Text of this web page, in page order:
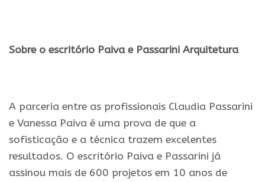
Sobre o escritório Paiva e Passarini Arquitetura
A parceria entre as profissionais Claudia Passarini
e Vanessa Paiva é uma prova de que a
sofisticação e a técnica trazem excelentes
resultados. O escritório Paiva e Passarini já
assinou mais de 600 projetos em 10 anos de